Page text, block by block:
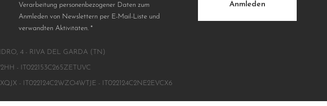
Verarbeitung personenbezogener Daten zum
Anmleden von Newslettern per E-Mail-Liste und
verwandten Aktivitäten. *
Anmleden
4 - RIVA DEL GARDA (TN)
- IT022153C265ZETUVC
- IT022124C2WZO4WTJE - IT022124C2NE2EVCX6